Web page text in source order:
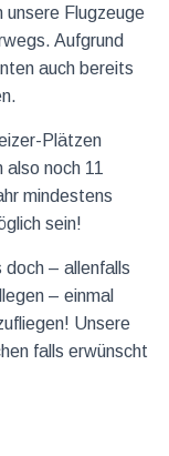
M
H
Flugzeuge
Aufgrund
auch bereits
Plätzen
noch 11
mindestens
sein!
doch – allenfalls
– einmal
Unsere
falls erwünscht